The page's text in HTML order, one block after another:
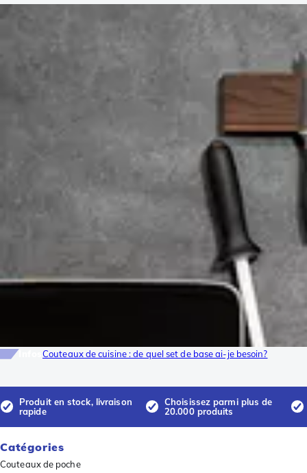
Couteaux de cuisine : de quel set de base ai-je besoin?
Produit en stock, livraison
rapide
Choisissez parmi plus de
20.000 produits
Catégories
Couteaux de poche